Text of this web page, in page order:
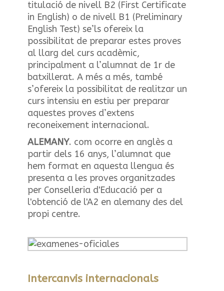
titulació de nivell B2 (First Certificate
in English) o de nivell B1 (Preliminary
English Test) se’ls ofereix la
possibilitat de preparar estes proves
al llarg del curs acadèmic,
principalment a l’alumnat de 1r de
batxillerat. A més a més, també
s’ofereix la possibilitat de realitzar un
curs intensiu en estiu per preparar
aquestes proves d’extens
reconeixement internacional.
ALEMANY. com ocorre en anglès a
partir dels 16 anys, l’alumnat que
hem format en aquesta llengua és
presenta a les proves organitzades
per Conselleria d'Educació per a
l'obtenció de l'A2 en alemany des del
propi centre.
Intercanvis internacionals